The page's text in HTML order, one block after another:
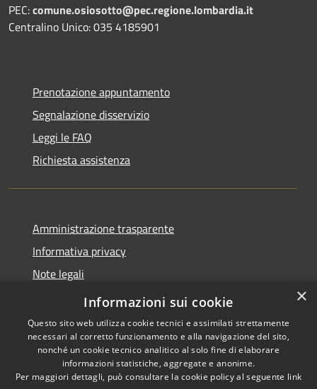
PEC:comune.osiosotto@pec.regione.lombardia.it
Centralino Unico: 035 4185901
Prenotazione appuntamento
Segnalazione disservizio
Leggi le FAQ
Richiesta assistenza
Amministrazione trasparente
Informativa privacy
Note legali
Dichiarazione di accessibilità 2025
Accessibilità
Copyright © 2026 • Comune di
Osio Sotto • Powered by
×
Informazioni sui cookie
Questo sito web utilizza cookie tecnici e assimilati strettamente
necessari al corretto funzionamento e alla navigazione del sito,
nonché un cookie tecnico analitico al solo fine di elaborare
informazioni statistiche, aggregate e anonime.
Per maggiori dettagli, può consultare la cookie policy al seguente link